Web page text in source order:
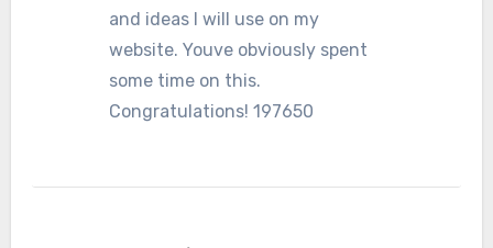
and ideas I will use on my
website. Youve obviously spent
some time on this.
Congratulations! 197650